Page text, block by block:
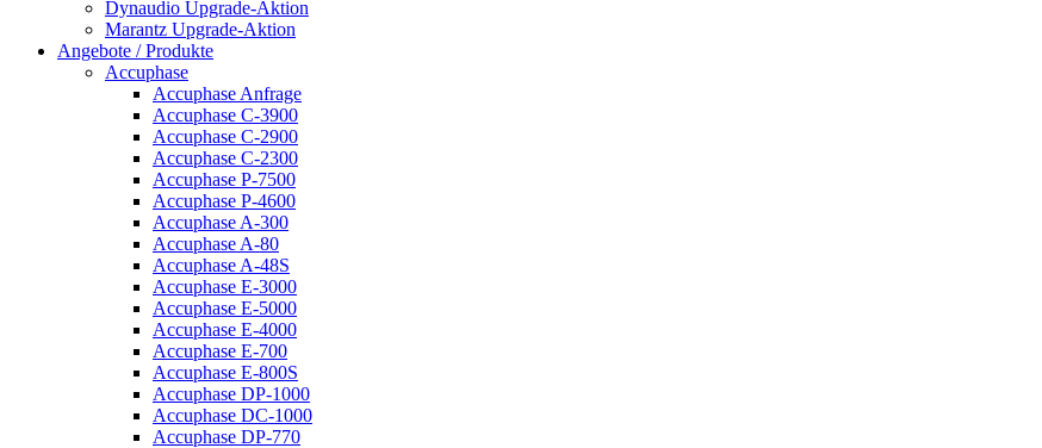
Dynaudio Upgrade-Aktion
Marantz Upgrade-Aktion
Angebote / Produkte
Accuphase
Accuphase Anfrage
Accuphase C-3900
Accuphase C-2900
Accuphase C-2300
Accuphase P-7500
Accuphase P-4600
Accuphase A-300
Accuphase A-80
Accuphase A-48S
Accuphase E-3000
Accuphase E-5000
Accuphase E-4000
Accuphase E-700
Accuphase E-800S
Accuphase DP-1000
Accuphase DC-1000
Accuphase DP-770